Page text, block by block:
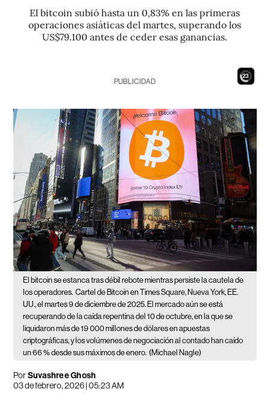
El bitcoin subió hasta un 0,83% en las primeras
operaciones asiáticas del martes, superando los
US$79.100 antes de ceder esas ganancias.
21
PUBLICIDAD
El bitcoin se estanca tras débil rebote mientras persiste la cautela de
los operadores. Cartel de Bitcoin en Times Square, Nueva York, EE.
UU., el martes 9 de diciembre de 2025. El mercado aún se está
recuperando de la caída repentina del 10 de octubre, en la que se
liquidaron más de 19 000 millones de dólares en apuestas
criptográficas, y los volúmenes de negociación al contado han caído
un 66 % desde sus máximos de enero. (Michael Nagle)
PorSuvashree Ghosh
03 de febrero, 2026 | 05:23 AM